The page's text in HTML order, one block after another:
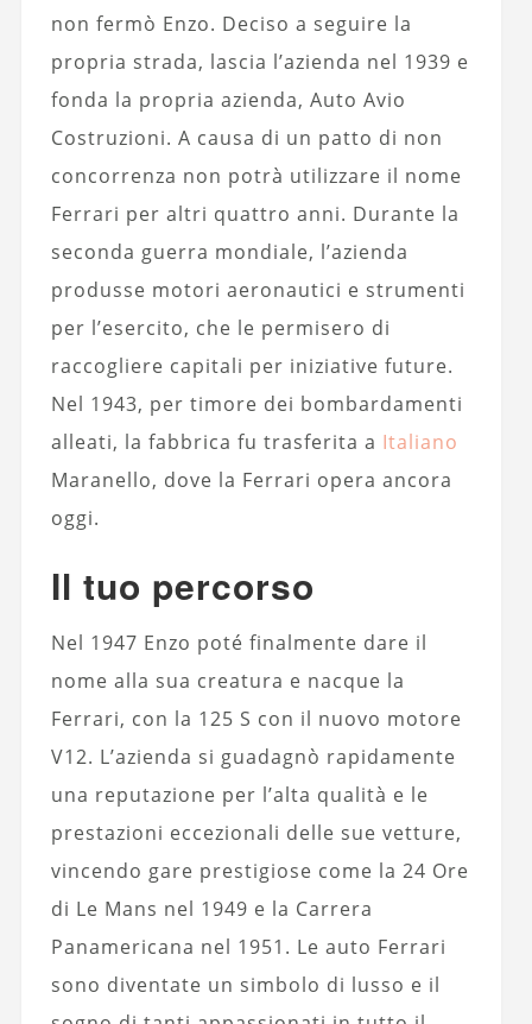
non fermò Enzo. Deciso a seguire la
propria strada, lascia l’azienda nel 1939 e
fonda la propria azienda, Auto Avio
Costruzioni. A causa di un patto di non
concorrenza non potrà utilizzare il nome
Ferrari per altri quattro anni. Durante la
seconda guerra mondiale, l’azienda
produsse motori aeronautici e strumenti
per l’esercito, che le permisero di
raccogliere capitali per iniziative future.
Nel 1943, per timore dei bombardamenti
alleati, la fabbrica fu trasferita a Italiano
Maranello, dove la Ferrari opera ancora
oggi.
Il tuo percorso
Nel 1947 Enzo poté finalmente dare il
nome alla sua creatura e nacque la
Ferrari, con la 125 S con il nuovo motore
V12. L’azienda si guadagnò rapidamente
una reputazione per l’alta qualità e le
prestazioni eccezionali delle sue vetture,
vincendo gare prestigiose come la 24 Ore
di Le Mans nel 1949 e la Carrera
Panamericana nel 1951. Le auto Ferrari
sono diventate un simbolo di lusso e il